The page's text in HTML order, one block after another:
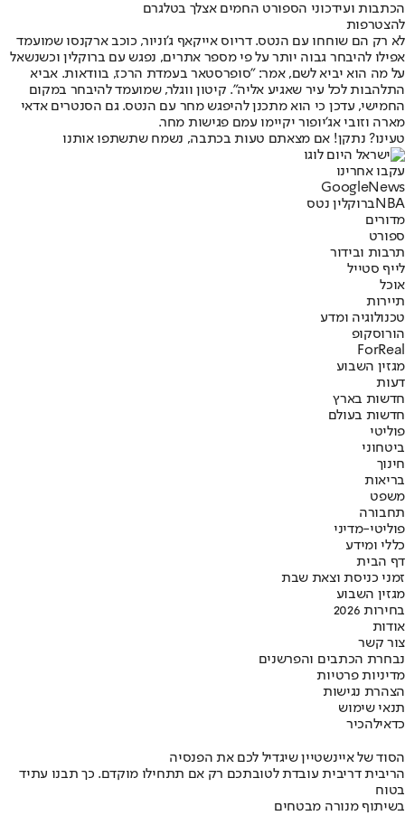
הכתבות ועידכוני הספורט החמים אצלך בטלגרם
להצטרפות
לא רק הם שוחחו עם הנטס. דריוס אייקאף ג'וניור, כוכב ארקנסו שמועמד
אפילו להיבחר גבוה יותר על פי מספר אתרים, נפגש עם ברוקלין וכשנשאל
על מה הוא יביא לשם, אמר: "סופרסטאר בעמדת הרכז, בוודאות. אביא
התלהבות לכל עיר שאגיע אליה". קיטון ווגלר, שמועמד להיבחר במקום
החמישי, עדכן כי הוא מתכנן להיפגש מחר עם הנטס. גם הסנטרים אדאי
מארה וזובי אג'יופור יקיימו עמם פגישות מחר.
טעינו? נתקן! אם מצאתם טעות בכתבה, נשמח שתשתפו אותנו
עקבו אחרינו
Googl eNews
NBAברוקלין נטס
מדורים
ספורט
תרבות ובידור
לייף סטייל
אוכל
תיירות
טכנולוגיה ומדע
הורוסקופ
ForReal
מגזין השבוע
דעות
חדשות בארץ
חדשות בעולם
פוליטי
ביטחוני
חינוך
בריאות
משפט
תחבורה
פוליטי-מדיני
כללי ומידע
דף הבית
זמני כניסת וצאת שבת
מגזין השבוע
בחירות 2026
אודות
צור קשר
נבחרת הכתבים והפרשנים
מדיניות פרטיות
הצהרת נגישות
תנאי שימוש
כדאילהכיר
הסוד של איינשטיין שיגדיל לכם את הפנסיה
הריבית דריבית עובדת לטובתכם רק אם תתחילו מוקדם. כך תבנו עתיד
בטוח
בשיתוף מנורה מבטחים